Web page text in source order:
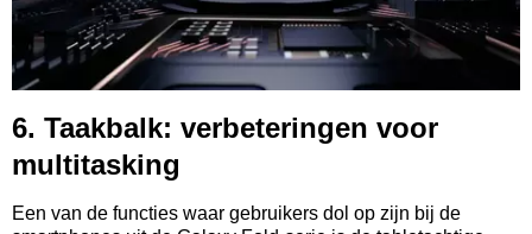
6. Taakbalk: verbeteringen voor
multitasking
Een van de functies waar gebruikers dol op zijn bij de